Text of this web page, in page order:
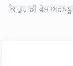
ਕਿ ਤੁਹਾਡੀ ਖੋਜ